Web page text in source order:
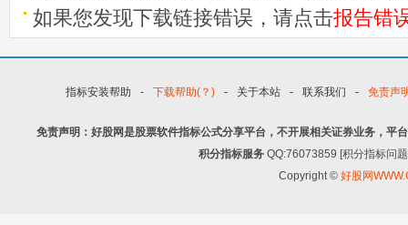
如果您发现下载链接错误，请点击报告错
指标安装帮助 - 下载帮助(？) - 关于本站 - 联系我们 - 免责声
免责声明：好股网是股票软件指标公式分享平台，不开展相关证券业务，平
积分指标服务 QQ:76073859 [积分指标问
Copyright © 好股网